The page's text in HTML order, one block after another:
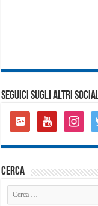
SEGUICI SUGLI ALTRI
google-
plus-
youtube instagram
cerca